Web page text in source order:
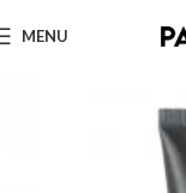
MENU